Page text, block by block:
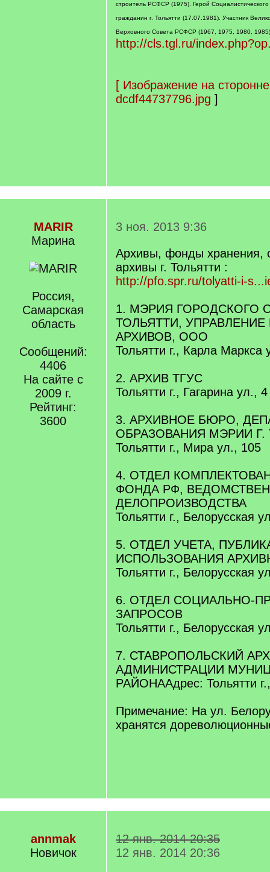
строитель РСФСР (1975). Герой
гражданин г. Тольятти (17.07.1981). Участник
Верховного Совета РСФСР (1967, 1975, 1980,
http://cls.tgl.ru/
[ Изображение на
dcdf44737796.jpg ]
MARIR
Марина
Россия,
Самарская
область
Сообщений:
4406
На сайте с
2009 г.
Рейтинг:
3600
3 ноя. 2013 9:36
Архивы, фонды хранения,
архивы г. Тольятти :
http://pfo.spr.ru/tolyatti-i-
1. МЭРИЯ ГОРОДСКОГО
ТОЛЬЯТТИ,
АРХИВОВ, ООО
Тольятти г., Карла Маркса
2. АРХИВ ТГУС
Тольятти г., Гагарина ул., 4
3. АРХИВНОЕ БЮРО,
ОБРАЗОВАНИЯ МЭРИИ Г.
Тольятти г., Мира ул., 105
4. ОТДЕЛ
ФОНДА РФ,
ДЕЛОПРОИЗВОДСТВА
Тольятти г., Белорусская
5. ОТДЕЛ УЧЕТА,
ИСПОЛЬЗОВАНИЯ
Тольятти г., Белорусская
6. ОТДЕЛ СОЦИАЛЬНО-
ЗАПРОСОВ
Тольятти г., Белорусская
7. СТАВРОПОЛЬСКИЙ
АДМИНИСТРАЦИИ
РАЙОНААдрес: Тольятти
Примечание: На ул.
хранятся
annmak
Новичок
12 янв. 2014 20:35
12 янв. 2014 20:36